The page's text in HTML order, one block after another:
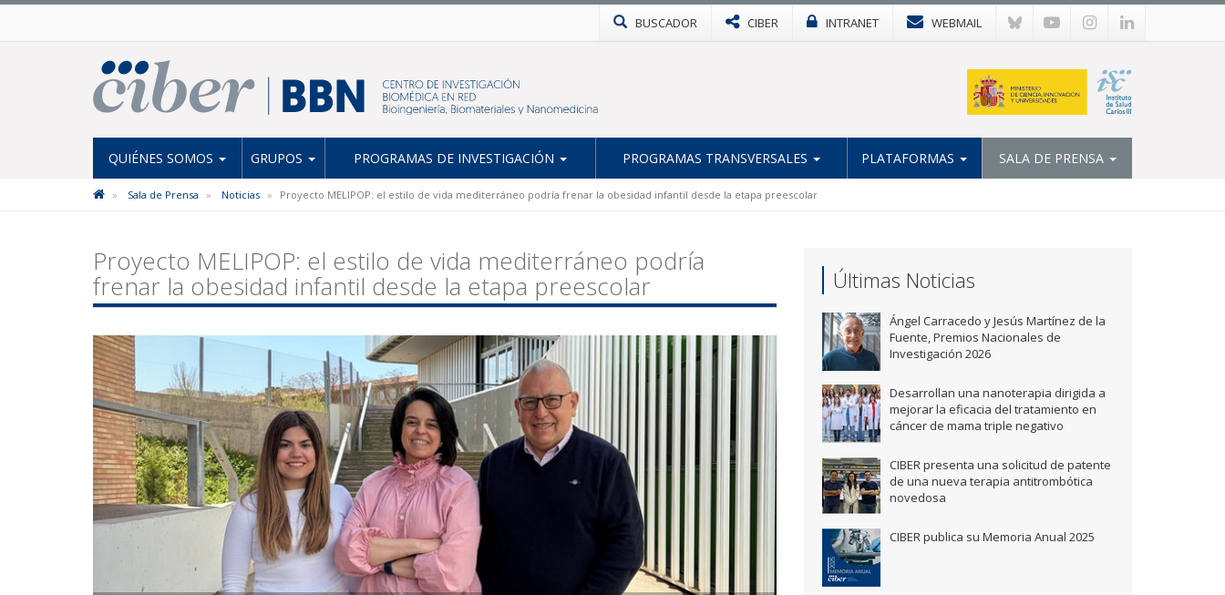
BUSCADOR CIBER INTRANET WEBMAIL
QUIÉNES SOMOS GRUPOS PROGRAMAS DE INVESTIGACIÓN PROGRAMAS TRANSVERSALES PLATAFORMAS SALA DE PRENSA
Sala de Prensa Noticias Proyecto MELIPOP: el estilo de vida mediterráneo podría frenar la obesidad infantil desde la etapa preescolar
Proyecto MELIPOP: el estilo de vida mediterráneo podría
frenar la obesidad infantil desde la etapa preescolar Últimas Noticias
Ángel Carracedo y Jesús Martínez de la
Fuente, Premios Nacionales de
Investigación 2026
Desarrollan una nanoterapia dirigida a
mejorar la eficacia del tratamiento en
cáncer de mama triple negativo
CIBER presenta una solicitud de patente
de una nueva terapia antitrombótica
novedosa
CIBER publica su Memoria Anual 2025